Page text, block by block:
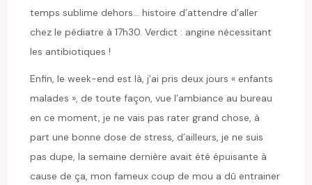
temps sublime dehors… histoire d’attendre d’aller
chez le pédiatre à 17h30. Verdict : angine nécessitant
les antibiotiques !
Enfin, le week-end est là, j’ai pris deux jours « enfants
malades », de toute façon, vue l’ambiance au bureau
en ce moment, je ne vais pas rater grand chose, à
part une bonne dose de stress, d’ailleurs, je ne suis
pas dupe, la semaine dernière avait été épuisante à
cause de ça, mon fameux coup de mou a dû entrainer